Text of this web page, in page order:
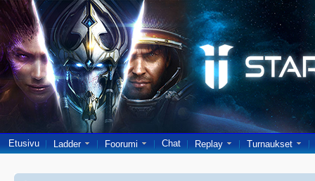
Etusivu Ladder Foorumi Chat Replay Turnaukset